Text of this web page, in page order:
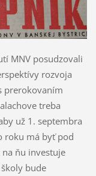
MNV posudzovali
rozvoja
prerokovaním
treba
už 1. septembra
roku má byť pod
na ňu investuje
bude